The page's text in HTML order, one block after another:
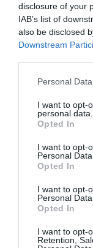
disclosure of your
IAB’s list of
also be disclosed
Downstream
Please note that
not limited to your
grant or deny
use your data for
consent section.
Personal
I want to opt-
personal data.
Opted In
I want to opt-
Personal Data.
Opted In
I want to opt-
Personal
Opted In
I want to opt-
Retention,
Hibridként
Civic Type-
Az új Civic